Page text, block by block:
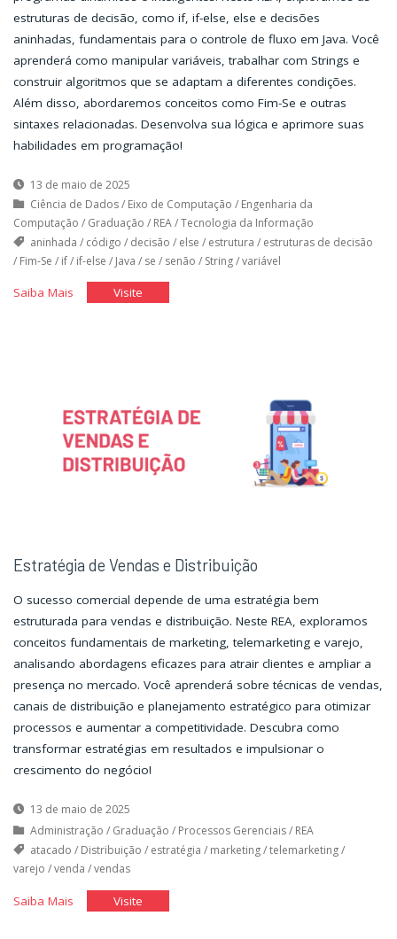
estruturas de decisão, como if, if-else, else e decisões
aninhadas, fundamentais para o controle de fluxo em Java. Você
aprenderá como manipular variáveis, trabalhar com Strings e
construir algoritmos que se adaptam a diferentes condições.
Além disso, abordaremos conceitos como Fim-Se e outras
sintaxes relacionadas. Desenvolva sua lógica e aprimore suas
habilidades em programação!
13 de maio de 2025
Ciência de Dados/ Eixo de Computação / Engenharia da
Computação / Graduação / REA/Tecnologia da Informação
aninhada / código / decisão / else / estrutura / estruturas de decisão
/ Fim-Se / if/ if-else / Java / se / senão / String/variável
Saiba Mais"Estruturas
Visite"Estruturas
Estratégia de Vendas e Distribuição
O sucesso comercial depende de uma estratégia bem
estruturada para vendas e distribuição. Neste REA, exploramos
conceitos fundamentais de marketing, telemarketing e varejo,
analisando abordagens eficazes para atrair clientes e ampliar a
presença no mercado. Você aprenderá sobre técnicas de vendas,
canais de distribuição e planejamento estratégico para otimizar
processos e aumentar a competitividade. Descubra como
transformar estratégias em resultados e impulsionar o
crescimento do negócio!
13 de maio de 2025
Administração / Graduação / Processos Gerenciais/ REA
atacado / Distribuição / estratégia / marketing/telemarketing/
varejo /venda /vendas
Saiba Mais"Estratégia
Visite"Estratégia